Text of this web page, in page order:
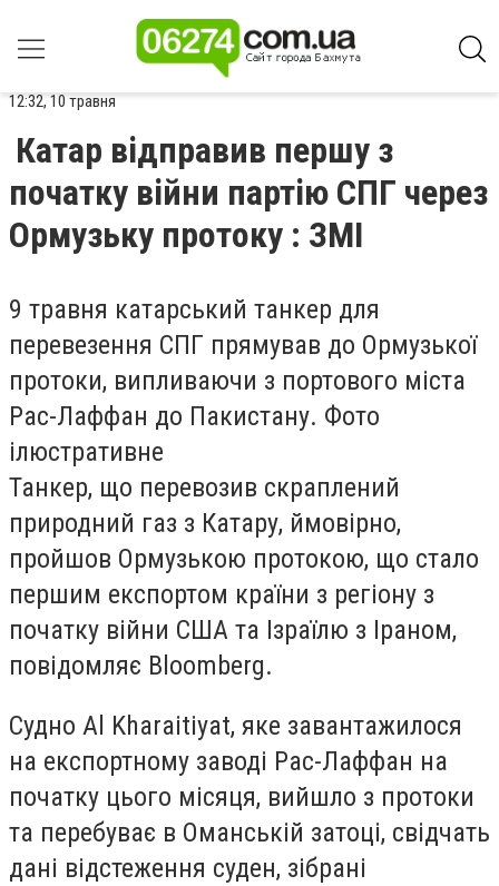
12:32, 10 травня
Катар відправив першу з
початку війни партію СПГ через
Ормузьку протоку : ЗМІ
9 травня катарський танкер для
перевезення СПГ прямував до Ормузької
протоки, випливаючи з портового міста
Рас-Лаффан до Пакистану. Фото
ілюстративне
Танкер, що перевозив скраплений
природний газ з Катару, ймовірно,
пройшов Ормузькою протокою, що стало
першим експортом країни з регіону з
початку війни США та Ізраїлю з Іраном,
повідомляє Bloomberg.
Судно Al Kharaitiyat, яке завантажилося
на експортному заводі Рас-Лаффан на
початку цього місяця, вийшло з протоки
та перебуває в Оманській затоці, свідчать
дані відстеження суден, зібрані